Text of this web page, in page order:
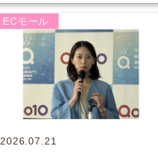
ECモール
2026.07.21